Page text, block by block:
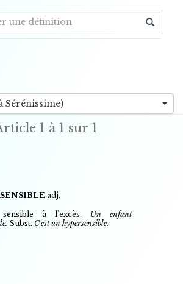
Sérénissime)
1 à 1 sur 1
adj.
à l'excès. Un enfant
Subst. C'est un hypersensible.